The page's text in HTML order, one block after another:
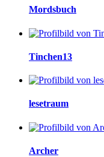
Mordsbuch
Tinchen13
lesetraum
Archer